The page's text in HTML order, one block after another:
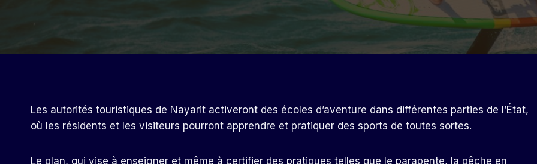
Les autorités touristiques de Nayarit activeront des écoles d’aventure dans différentes parties de l’État,
où les résidents et les visiteurs pourront apprendre et pratiquer des sports de toutes sortes.
Le plan, qui vise à enseigner et même à certifier des pratiques telles que le parapente, la pêche en